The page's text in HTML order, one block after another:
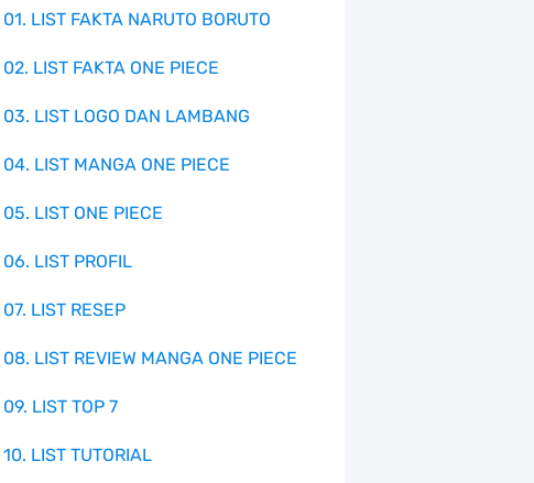
01. LIST FAKTA NARUTO BORUTO
02. LIST FAKTA ONE PIECE
03. LIST LOGO DAN LAMBANG
04. LIST MANGA ONE PIECE
05. LIST ONE PIECE
06. LIST PROFIL
07. LIST RESEP
08. LIST REVIEW MANGA ONE PIECE
09. LIST TOP 7
10. LIST TUTORIAL